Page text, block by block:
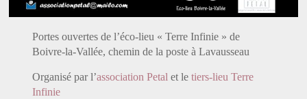
Portes ouvertes de l’éco-lieu « Terre Infinie » de
Boivre-la-Vallée, chemin de la poste à Lavausseau
Organisé par l’association Petal et letiers-lieu Terre
Infinie